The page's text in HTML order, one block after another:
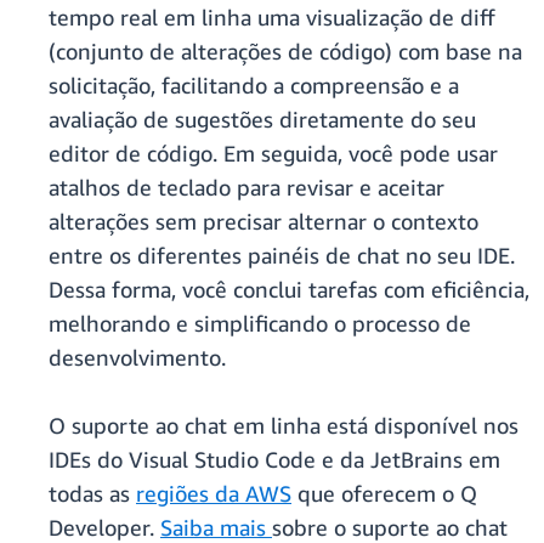
tempo real em linha uma visualização de diff
(conjunto de alterações de código) com base na
solicitação, facilitando a compreensão e a
avaliação de sugestões diretamente do seu
editor de código. Em seguida, você pode usar
atalhos de teclado para revisar e aceitar
alterações sem precisar alternar o contexto
entre os diferentes painéis de chat no seu IDE.
Dessa forma, você conclui tarefas com eficiência,
melhorando e simplificando o processo de
desenvolvimento.
O suporte ao chat em linha está disponível nos
IDEs do Visual Studio Code e da JetBrains em
todas as regiões da AWS que oferecem o Q
Developer. Saiba mais sobre o suporte ao chat